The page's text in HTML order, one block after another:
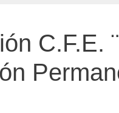
C.F.E.